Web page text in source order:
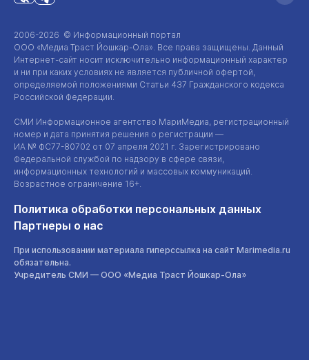
2006-2026 © Информационный портал
ООО «Медиа Траст Йошкар-Ола». Все права защищены. Данный
Интернет-сайт носит исключительно информационный характер
и ни при каких условиях не является публичной офертой,
определяемой положениями Статьи 437 Гражданского кодекса
Российской Федерации.
СМИ Информационное агентство МариМедиа, регистрационный
номер и дата принятия решения о регистрации —
ИА № ФС77-80702 от 07 апреля 2021 г. Зарегистрировано
Федеральной службой по надзору в сфере связи,
информационных технологий и массовых коммуникаций.
Возрастное ограничение 16+.
Политика обработки персональных данных
Партнеры о нас
При использовании материала гиперссылка на сайт Marimedia.ru
обязательна.
Учредитель СМИ — ООО «Медиа Траст Йошкар-Ола»